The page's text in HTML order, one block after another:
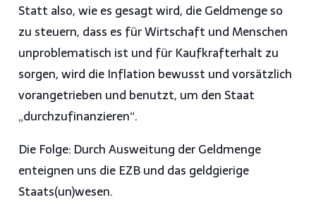
Statt also, wie es gesagt wird, die Geldmenge so
zu steuern, dass es für Wirtschaft und Menschen
unproblematisch ist und für Kaufkrafterhalt zu
sorgen, wird die Inflation bewusst und vorsätzlich
vorangetrieben und benutzt, um den Staat
„durchzufinanzieren“.
Die Folge: Durch Ausweitung der Geldmenge
enteignen uns die EZB und das geldgierige
Staats(un)wesen.